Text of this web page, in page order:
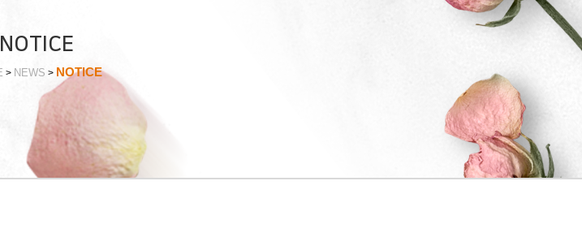
NOTICE
> NEWS > NOTICE